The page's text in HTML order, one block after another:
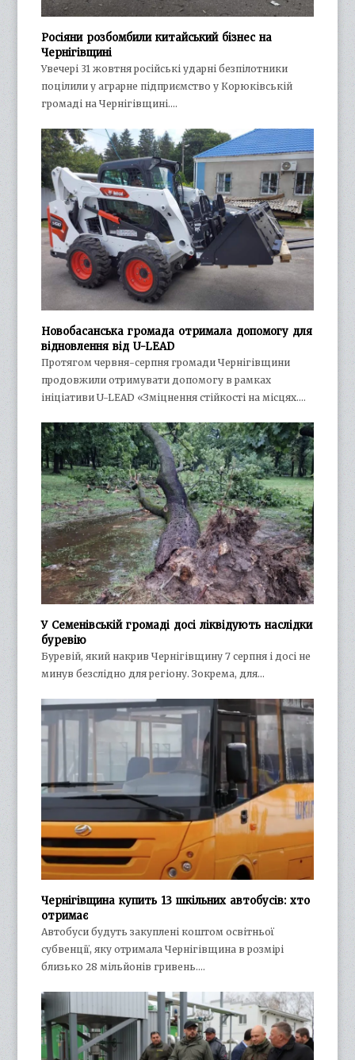
Росіяни розбомбили китайський бізнес на
Чернігівщині
Увечері 31 жовтня російські ударні безпілотники
поцілили у аграрне підприємство у Корюківській
громаді на Чернігівщині.…
Новобасанська громада отримала допомогу для
відновлення від U-LEAD
Протягом червня-серпня громади Чернігівщини
продовжили отримувати допомогу в рамках
ініціативи U-LEAD «Зміцнення стійкості на місцях.…
У Семенівській громаді досі ліквідують наслідки
буревію
Буревій, який накрив Чернігівщину 7 серпня і досі не
минув безслідно для регіону. Зокрема, для…
Чернігівщина купить 13 шкільних автобусів: хто
отримає
Автобуси будуть закуплені коштом освітньої
субвенції, яку отримала Чернігівщина в розмірі
близько 28 мільйонів гривень.…